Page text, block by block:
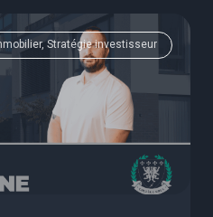
Stratégie investisseur